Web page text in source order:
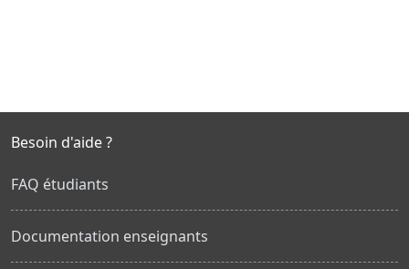
Besoin d'aide ?
FAQ étudiants
Documentation enseignants